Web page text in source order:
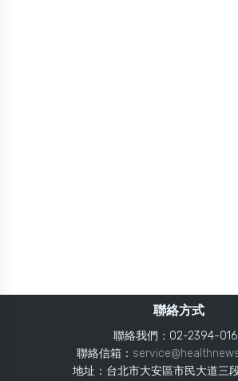
聯絡方式
聯絡我們：02-2394-
聯絡信箱：
地址：台北市大安區市民大道三